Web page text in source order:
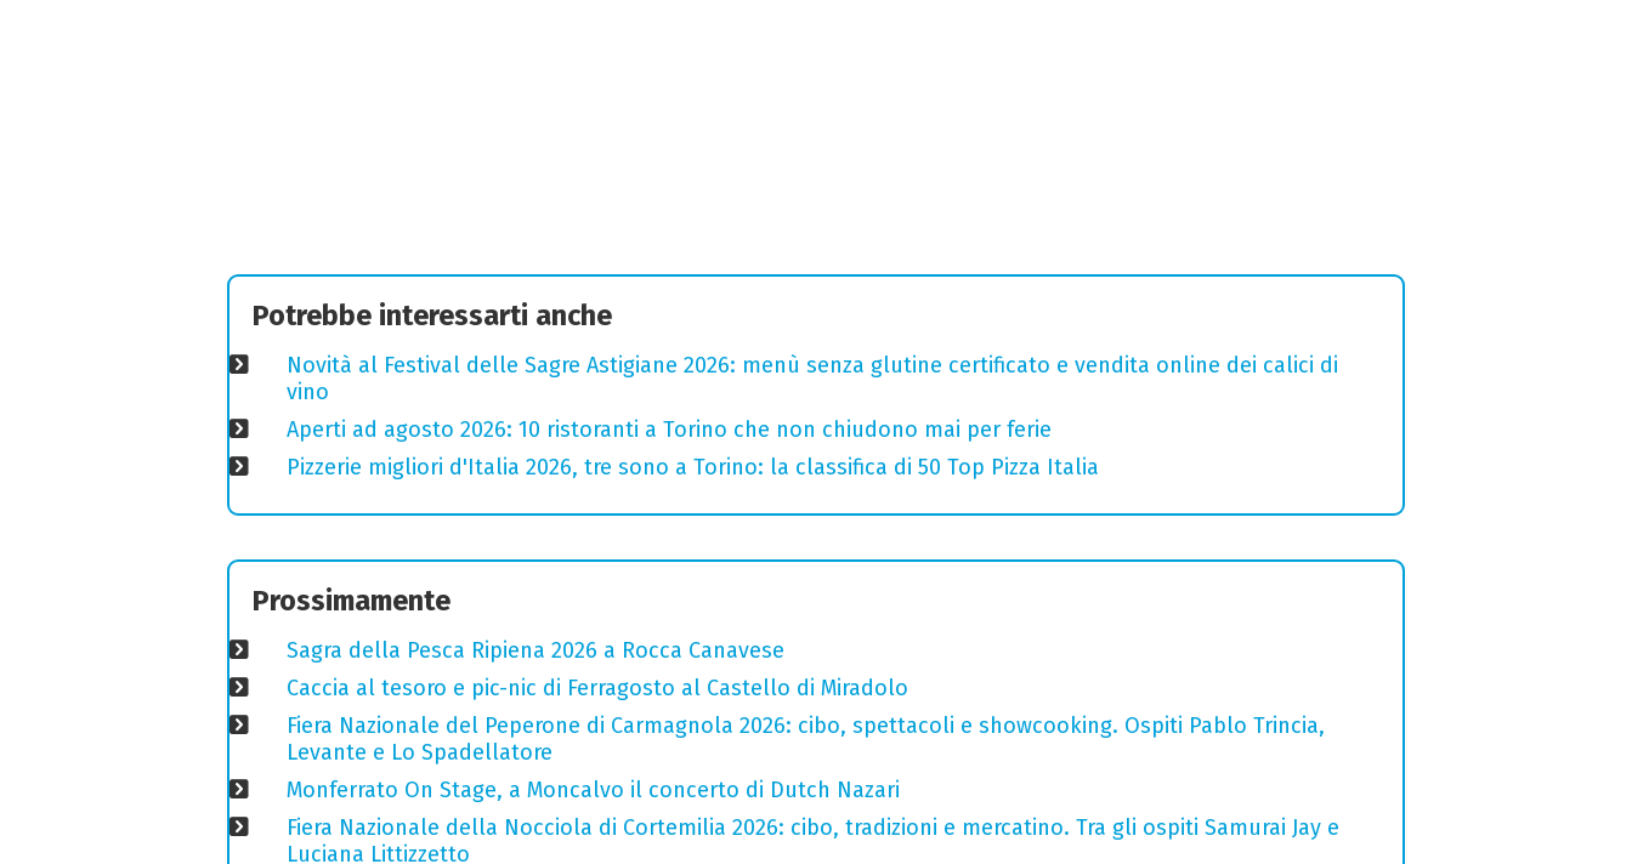
Potrebbe interessarti anche
Novità al Festival delle Sagre Astigiane 2026: menù senza glutine certificato e vendita online dei calici di
vino
Aperti ad agosto 2026: 10 ristoranti a Torino che non chiudono mai per ferie
Pizzerie migliori d'Italia 2026, tre sono a Torino: la classifica di 50 Top Pizza Italia
Prossimamente
Sagra della Pesca Ripiena 2026 a Rocca Canavese
Caccia al tesoro e pic-nic di Ferragosto al Castello di Miradolo
Fiera Nazionale del Peperone di Carmagnola 2026: cibo, spettacoli e showcooking. Ospiti Pablo Trincia,
Levante e Lo Spadellatore
Monferrato On Stage, a Moncalvo il concerto di Dutch Nazari
Fiera Nazionale della Nocciola di Cortemilia 2026: cibo, tradizioni e mercatino. Tra gli ospiti Samurai Jay e
Luciana Littizzetto